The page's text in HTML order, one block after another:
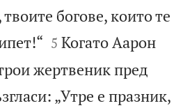
богове, които те


5 Когато Аарон
жертвеник пред
„Утре е празник,